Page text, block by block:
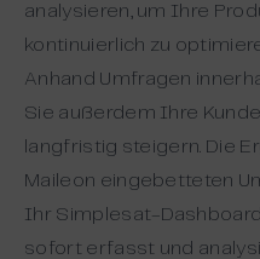
analysieren, um Ihre
kontinuierlich zu
Anhand Umfragen
Sie außerdem Ihre
langfristig steigern. Die
Maileon eingebetteten
Ihr Simplesat-
sofort erfasst und